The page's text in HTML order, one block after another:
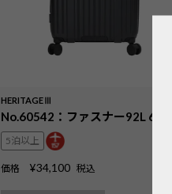
HERITAGEⅢ
No.60542：ファスナー92L 68cm
5泊以上
価格 ¥34,100 税込